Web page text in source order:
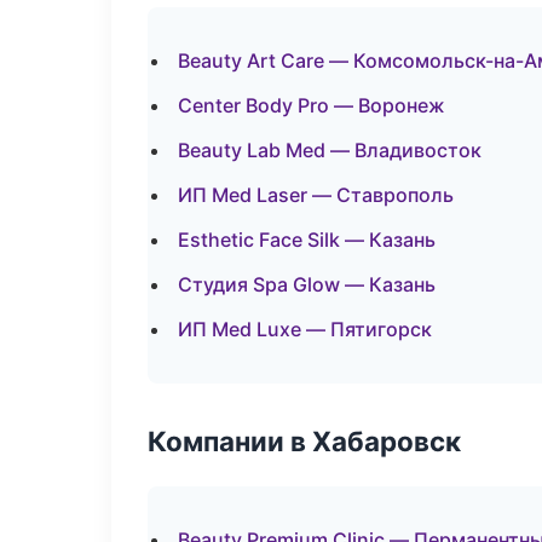
Beauty Art Care — Комсомольск-на-
Center Body Pro — Воронеж
Beauty Lab Med — Владивосток
ИП Med Laser — Ставрополь
Esthetic Face Silk — Казань
Студия Spa Glow — Казань
ИП Med Luxe — Пятигорск
Компании в Хабаровск